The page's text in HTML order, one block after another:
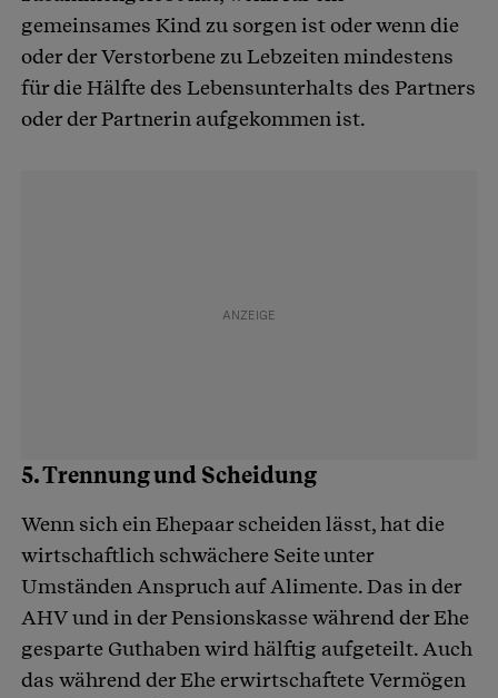
gemeinsames Kind zu sorgen ist oder wenn die
oder der Verstorbene zu Lebzeiten mindestens
für die Hälfte des Lebensunterhalts des Partners
oder der Partnerin aufgekommen ist.
5. Trennung und Scheidung
Wenn sich ein Ehepaar scheiden lässt, hat die
wirtschaftlich schwächere Seite unter
Umständen Anspruch auf Alimente. Das in der
AHV und in der Pensionskasse während der Ehe
gesparte Guthaben wird hälftig aufgeteilt. Auch
das während der Ehe erwirtschaftete Vermögen